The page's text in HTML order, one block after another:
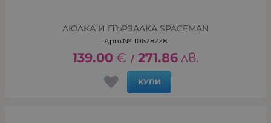
ЛЮЛКА И ПЪРЗАЛКА SPACEMAN
Арт.№: 10628228
139.00 € / 271.86 лв.
КУПИ